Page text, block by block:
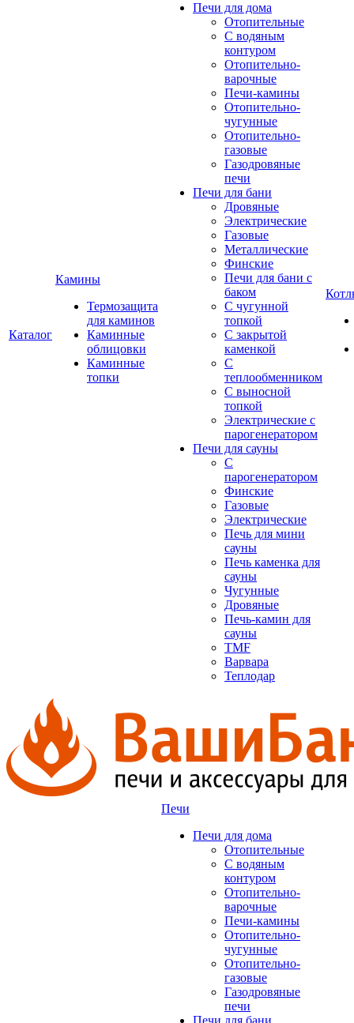
Каталог
Камины
Термозащита
для каминов
Каминные
облицовки
Каминные
топки
Печи для дома
Отопительные
C водяным
контуром
Отопительно-
варочные
Печи-камины
Отопительно-
чугунные
Отопительно-
газовые
Газодровяные
печи
Печи для бани
Дровяные
Электрические
Газовые
Металлические
Финские
Печи для бани с
баком
С чугунной
топкой
С закрытой
каменкой
С
теплообменником
С выносной
топкой
Электрические с
парогенератором
Печи для сауны
С
парогенератором
Финские
Газовые
Электрические
Печь для мини
сауны
Печь каменка для
сауны
Чугунные
Дровяные
Печь-камин для
сауны
TMF
Варвара
Теплодар
Печи
Печи для дома
Отопительные
C водяным
контуром
Отопительно-
варочные
Печи-камины
Отопительно-
чугунные
Отопительно-
газовые
Газодровяные
печи
Печи для бани